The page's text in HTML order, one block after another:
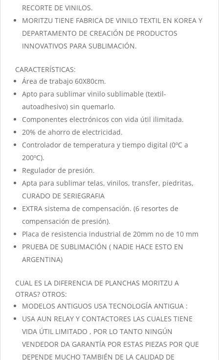
RECORTE DE VINILOS.
MORITZU TIENE FABRICA DE VINILO TEXTIL EN KOREA Y
DEPARTAMENTO DE CREACIÓN DE PRODUCTOS
INNOVATIVOS PARA SUBLIMACIÓN.
CARACTERÍSTICAS:
Área de trabajo 60X80cm.
Apto para sublimar vinilo sublimable (textil-
autoadhesivo) sin quemarlo.
Componentes electrónicos con vida útil ilimitada.
20% de ahorro de electricidad.
Controlador de temperatura y tiempo digital (0ºC a
200ºC).
Regulador de presión.
Apta para sublimar telas, vinilos, transfer, piedritas,
CURADO DE SERIEGRAFIA
EXTRA sistema de compensación. (6 resortes de
compensación de presión).
Placa de resistencia industrial de 20mm no de 10 mm
PRUEBA DE SUBLIMACIÓN ( NADIE HACE ESTO EN
ARGENTINA)
CUAL ES LA DIFERENCIA DE PLANCHAS MORITZU A
OTRAS? OTROS:
MODELOS ANTIGUOS USA TECNOLOGÍA ANTIGUA :
USA AUN RELAY Y CONTACTORES LAS CUALES TIENE
VIDA ÚTIL LIMITADO , POR LO TANTO NINGÚN
VENDEDOR DA GARANTÍA POR ESTAS PIEZAS POR QUE
DEPENDE MUCHO TAMBIÉN DE LA CALIDAD DE